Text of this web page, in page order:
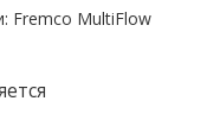
Fremco MultiFlow